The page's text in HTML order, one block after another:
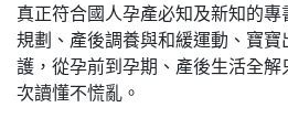
真正符合國人孕產必知及新知的
規劃、產後調養與和緩運動、寶
護，從孕前到孕期、產後生活全
次讀懂不慌亂。